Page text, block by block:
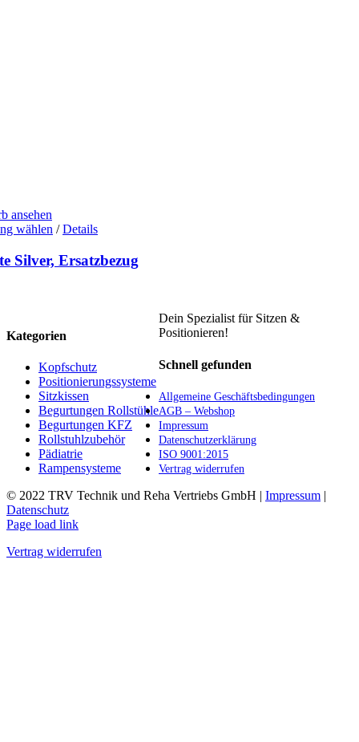
ansehen
wählen Dieses
weist
mehrere
können
der
Produktseite
gewählt
werden
/ Details
Silver, Ersatzbezug
Kategorien
Kopfschutz
Positionierungssysteme
Sitzkissen
Begurtungen Rollstühle
Begurtungen KFZ
Rollstuhlzubehör
Pädiatrie
Rampensysteme
Dein Spezialist für Sitzen &
Positionieren!
Schnell gefunden
Allgemeine Geschäftsbedingungen
AGB – Webshop
Impressum
Datenschutzerklärung
ISO 9001:2015
Vertrag widerrufen
© 2022 TRV Technik und Reha Vertriebs GmbH | Impressum |
Datenschutz
Facebook
Instagram
E-
Page load link
Vertrag widerrufen